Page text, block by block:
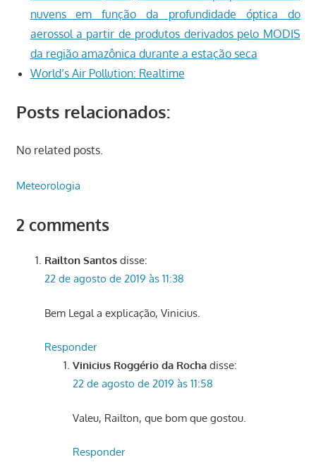
nuvens em função da profundidade óptica do
aerossol a partir de produtos derivados pelo MODIS
da região amazônica durante a estação seca
World’s Air Pollution: Realtime
Posts relacionados:
No related posts.
Meteorologia
2 comments
Railton Santos disse:
22 de agosto de 2019 às 11:38
Bem Legal a explicação, Vinicius.
Responder
Vinicius Roggério da Rocha disse:
22 de agosto de 2019 às 11:58
Valeu, Railton, que bom que gostou.
Responder